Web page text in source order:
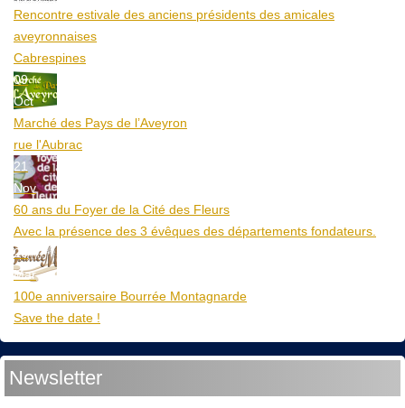
Rencontre estivale des anciens présidents des amicales
aveyronnaises
Cabrespines
09
Oct
Marché des Pays de l’Aveyron
rue l'Aubrac
21
Nov
60 ans du Foyer de la Cité des Fleurs
Avec la présence des 3 évêques des départements fondateurs.
20
Mar
100e anniversaire Bourrée Montagnarde
Save the date !
Newsletter